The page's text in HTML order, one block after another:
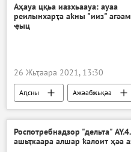
Аҳауа цқьа иазхьаауа: ауаа
реилынхарҭа аҟны "ииз"
ҿыц
26 Жьҭаара 2021, 13:30
Аԥсны Ажәабжьқәа
Роспотребнадзор "дельта"
ашьҭкаара алшар ҟалоит ҳәа